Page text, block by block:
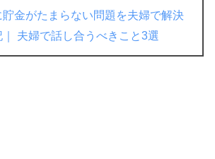
貯金がたまらない問題を夫婦で解決
｜ 夫婦で話し合うべきこと3選